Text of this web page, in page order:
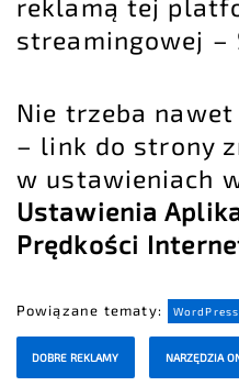
reklamą tej
streamingowej –
Nie trzeba
– link do strony
w ustawieniach
Ustawienia
Prędkości
Powiązane tematy: WordPress
DOBRE REKLAMY NARZĘDZIA